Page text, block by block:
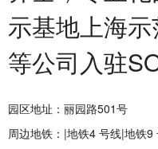
示基地上海
等公司入驻
园区地址：丽园路501号
周边地铁：|地铁4 号线|地铁9